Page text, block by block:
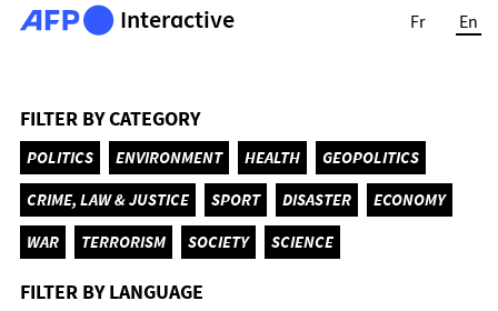
Interactive Fr En
FILTER BY CATEGORY
POLITICS ENVIRONMENT HEALTH
GEOPOLITICS
CRIME, LAW & JUSTICE
SPORT DISASTER
ECONOMY
WAR
TERRORISM SOCIETY SCIENCE
FILTER BY LANGUAGE